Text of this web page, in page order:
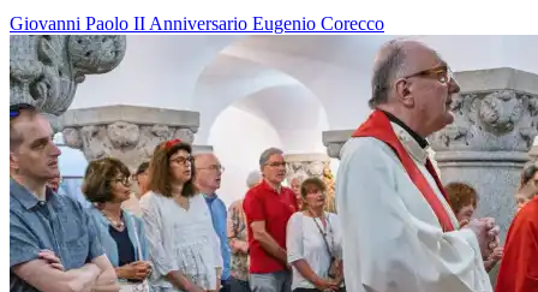
Giovanni Paolo II Anniversario Eugenio Corecco